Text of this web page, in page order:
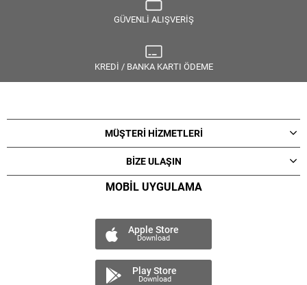
GÜVENLİ ALIŞVERİŞ
KREDİ / BANKA KARTI ÖDEME
MÜŞTERİ HİZMETLERİ
BİZE ULAŞIN
MOBİL UYGULAMA
Apple Store
Download
Play Store
Download